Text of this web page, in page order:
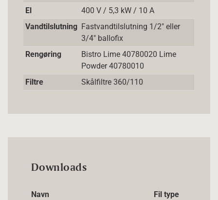
El
400 V / 5,3 kW / 10 A
Vandtilslutning Fastvandtilslutning 1/2" eller
3/4" ballofix
Rengøring
Bistro Lime 40780020 Lime
Powder 40780010
Filtre
Skålfiltre 360/110
Downloads
Navn Fil type